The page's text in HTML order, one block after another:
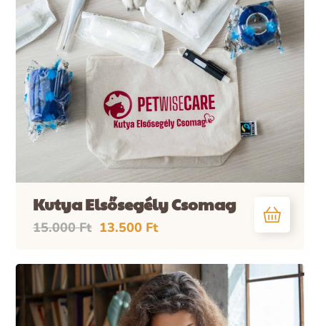
Kutya Elsősegély Csomag
15.000Ft 13.500 Ft